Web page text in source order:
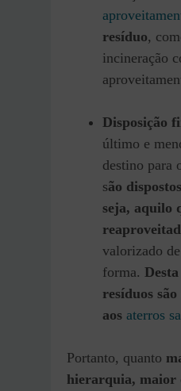
resíduo,
incineração
Disposição
último e
destino para
são
seja, aquilo
valorizado
forma.
resíduos
aos aterros
Portanto, quanto
hierarquia, maior